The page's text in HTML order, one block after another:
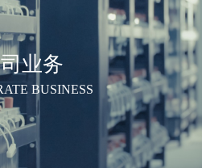
业务
BUSINESS